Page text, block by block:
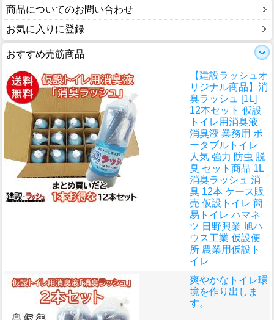
商品についてのお問い合わせ
お気に入りに登録
おすすめ売筋商品
【建設ラッシュオ
リジナル商品】消
臭ラッシュ [1L]
12本セット 仮設
トイレ用消臭液
消臭液 業務用 ポ
ータブルトイレ
人気 強力 防虫 脱
臭 セット商品 1L
消臭ラッシュ 消
臭 12本 ケース販
売 仮設トイレ 簡
易トイレ ハマネ
ツ 日野興業 旭ハ
ウス工業 仮設便
所 農業用仮設ト
イレ
爽やかなトイレ環
境を作り出しま
す。